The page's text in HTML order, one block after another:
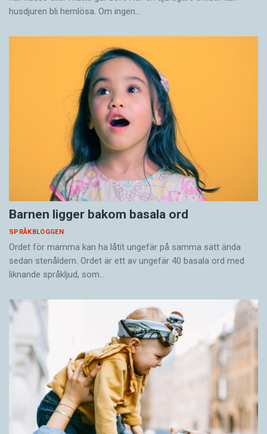
husdjuren bli hemlösa. Om ingen…
Barnen ligger bakom basala ord
SPRÅKBLOGGEN
Ordet för mamma kan ha låtit ungefär på samma sätt ända
sedan stenåldern. Ordet är ett av ungefär 40 basala ord med
liknande språkljud, som…